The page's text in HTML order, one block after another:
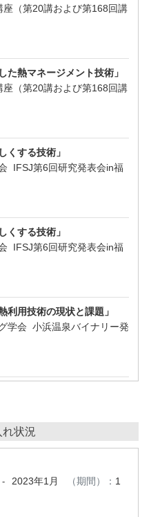
（第20講および第168回講
た熱マネージメント技術」
（第20講および第168回講
くする技術」
IFSJ第6回研究発表会in福
くする技術」
IFSJ第6回研究発表会in福
利用技術の現状と課題」
学会 小浜温泉バイナリー発
状況
- 2023年1月 （期間）： 1